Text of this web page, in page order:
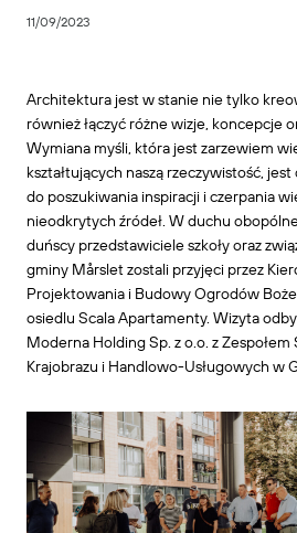
11/09/2023
Architektura jest w stanie nie tylko
również łączyć różne wizje, koncepcje
Wymiana myśli, która jest zarzewiem
kształtujących naszą rzeczywistość,
do poszukiwania inspiracji i czerpania
nieodkrytych źródeł. W duchu
duńscy przedstawiciele szkoły oraz
gminy Mårslet zostali przyjęci przez
Projektowania i Budowy Ogrodów
osiedlu Scala Apartamenty. Wizyta
Moderna Holding Sp. z o.o. z
Krajobrazu i Handlowo-Usługowych w